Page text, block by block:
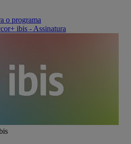
o programa
ibis - Assinatura